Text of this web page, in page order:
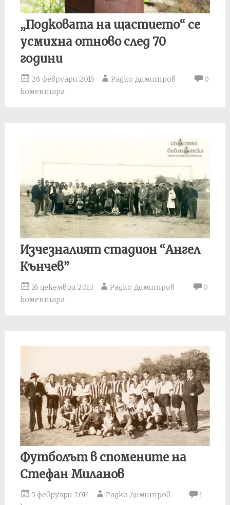
„Подковата на щастието“ се
усмихна отново след 70
години
26 февруари 2015 Радко Димитров
0
коментара
Изчезналият стадион “Ангел
Кънчев”
16 декември 2013 Радко Димитров
0
коментара
Футболът в спомените на
Стефан Миланов
5 февруари 2014 Радко Димитров
1